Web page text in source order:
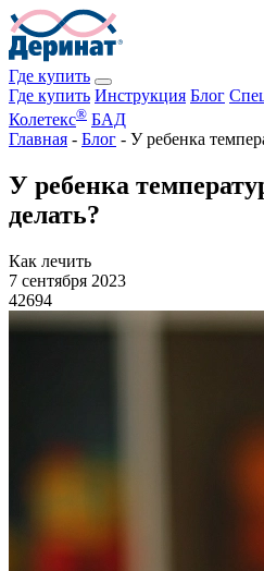
Где купить
Где купить Инструкция Блог
Колетекс® БАД
Главная - Блог - У ребенка
У ребенка
делать?
Как лечить
7 сентября 2023
42694